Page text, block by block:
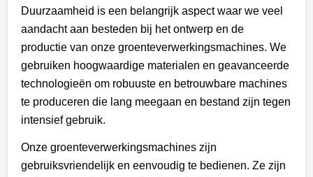
Duurzaamheid is een belangrijk aspect waar we veel
aandacht aan besteden bij het ontwerp en de
productie van onze groenteverwerkingsmachines. We
gebruiken hoogwaardige materialen en geavanceerde
technologieën om robuuste en betrouwbare machines
te produceren die lang meegaan en bestand zijn tegen
intensief gebruik.
Onze groenteverwerkingsmachines zijn
gebruiksvriendelijk en eenvoudig te bedienen. Ze zijn